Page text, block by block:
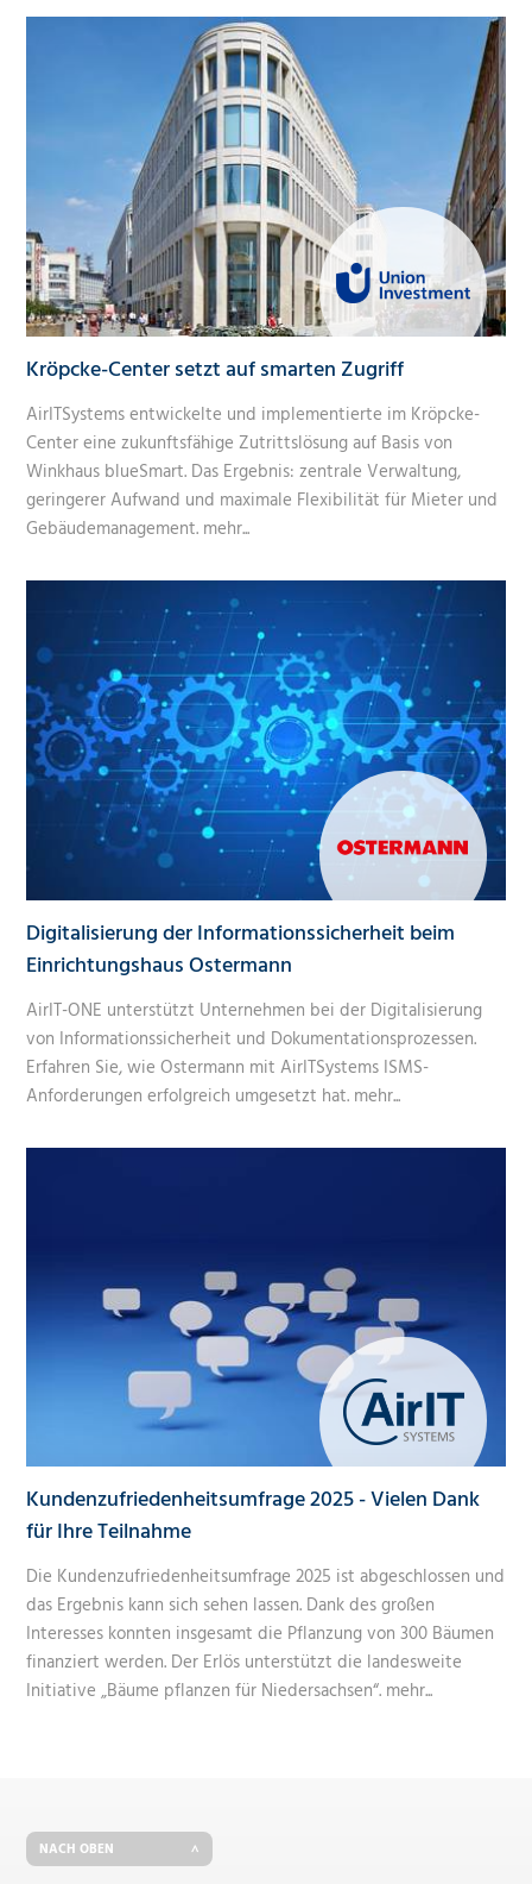
Kröpcke-Center setzt auf smarten Zugriff
AirITSystems entwickelte und implementierte im Kröpcke-
Center eine zukunftsfähige Zutrittslösung auf Basis von
Winkhaus blueSmart. Das Ergebnis: zentrale Verwaltung,
geringerer Aufwand und maximale Flexibilität für Mieter und
Gebäudemanagement. mehr...
Digitalisierung der Informationssicherheit beim
Einrichtungshaus Ostermann
AirIT-ONE unterstützt Unternehmen bei der Digitalisierung
von Informationssicherheit und Dokumentationsprozessen.
Erfahren Sie, wie Ostermann mit AirITSystems ISMS-
Anforderungen erfolgreich umgesetzt hat. mehr...
Kundenzufriedenheitsumfrage 2025 - Vielen Dank
für Ihre Teilnahme
Die Kundenzufriedenheitsumfrage 2025 ist abgeschlossen und
das Ergebnis kann sich sehen lassen. Dank des großen
Interesses konnten insgesamt die Pflanzung von 300 Bäumen
finanziert werden. Der Erlös unterstützt die landesweite
Initiative „Bäume pflanzen für Niedersachsen“. mehr...
NACH OBEN